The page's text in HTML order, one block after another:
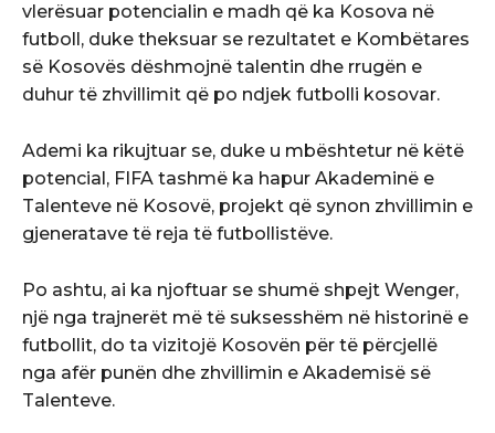
vlerësuar potencialin e madh që ka Kosova në
futboll, duke theksuar se rezultatet e Kombëtares
së Kosovës dëshmojnë talentin dhe rrugën e
duhur të zhvillimit që po ndjek futbolli kosovar.
Ademi ka rikujtuar se, duke u mbështetur në këtë
potencial, FIFA tashmë ka hapur Akademinë e
Talenteve në Kosovë, projekt që synon zhvillimin e
gjeneratave të reja të futbollistëve.
Po ashtu, ai ka njoftuar se shumë shpejt Wenger,
një nga trajnerët më të suksesshëm në historinë e
futbollit, do ta vizitojë Kosovën për të përcjellë
nga afër punën dhe zhvillimin e Akademisë së
Talenteve.